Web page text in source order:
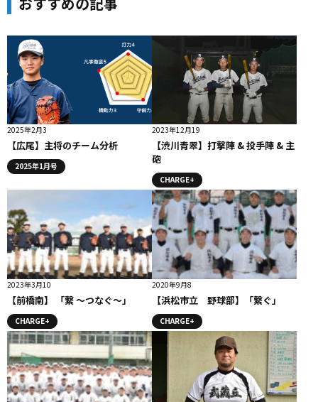
2025年2月3
【広尾】主将のチーム分析
2025年1月号
2023年12月19
【渋川青翠】打撃陣 & 投手陣 & 主
砲
CHARGE+
2023年3月10
【前橋南】 「繋 〜つなぐ〜」
CHARGE+
2020年9月8
【浜松市立 野球部】「繋ぐ」
CHARGE+